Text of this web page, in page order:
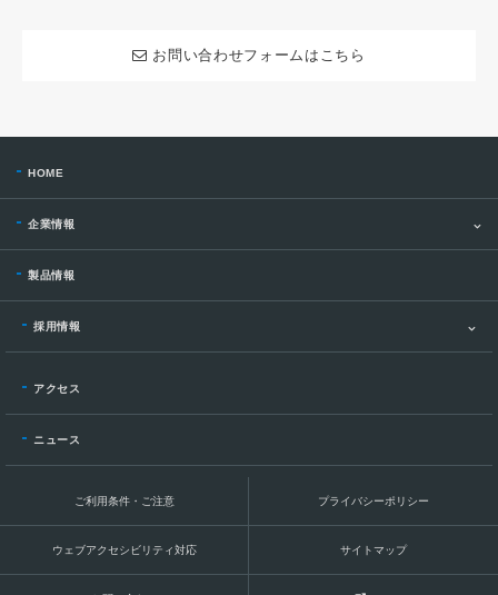
お問い合わせフォームはこちら
HOME
企業情報
製品情報
採用情報
アクセス
ニュース
ご利用条件・ご注意 プライバシーポリシー
ウェブアクセシビリティ対応 サイトマップ